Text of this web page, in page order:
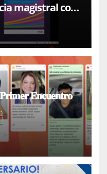
magistral con
𝐄𝐧𝐜𝐮𝐞𝐧𝐭𝐫𝐨